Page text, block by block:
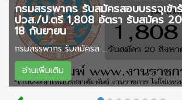
กรมสรรพากร รับสมัครสอบบรรจุเข้
ปวส./ป.ตรี 1,808 อัตรา รับสมัคร
18 กันยายน
กรมสรรพากร รับสมัครส ...
อ่านเพิ่มเติม